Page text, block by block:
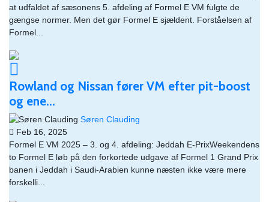
at udfaldet af sæsonens 5. afdeling af Formel E VM fulgte de
gængse normer. Men det gør Formel E sjældent. Forståelsen af
Formel...
Rowland og Nissan fører VM efter pit-boost
og ene...
Søren Clauding
Feb 16, 2025
Formel E VM 2025 – 3. og 4. afdeling: Jeddah E-PrixWeekendens
to Formel E løb på den forkortede udgave af Formel 1 Grand Prix
banen i Jeddah i Saudi-Arabien kunne næsten ikke være mere
forskelli...